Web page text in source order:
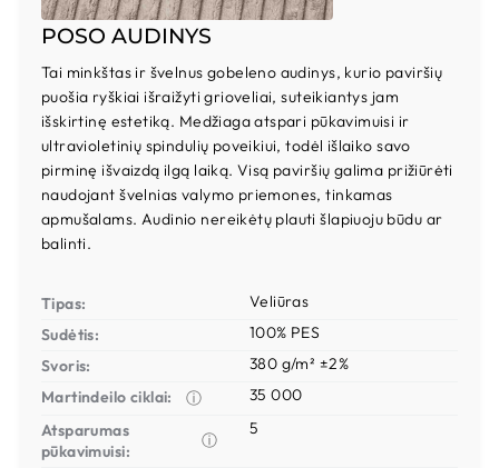
POSO AUDINYS
Tai minkštas ir švelnus gobeleno audinys, kurio paviršių
puošia ryškiai išraižyti grioveliai, suteikiantys jam
išskirtinę estetiką. Medžiaga atspari pūkavimuisi ir
ultravioletinių spindulių poveikiui, todėl išlaiko savo
pirminę išvaizdą ilgą laiką. Visą paviršių galima prižiūrėti
naudojant švelnias valymo priemones, tinkamas
apmušalams. Audinio nereikėtų plauti šlapiuoju būdu ar
balinti.
Tipas:
Veliūras
Sudėtis:
100% PES
Svoris:
380 g/m² ±2%
Martindeilo ciklai:
ⓘ
35 000
Atsparumas
pūkavimuisi:
ⓘ
5